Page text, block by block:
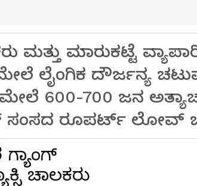
ಮತ್ತು ಮಾರುಕಟ್ಟೆ
ಲೈಂಗಿಕ ದೌರ್ಜನ್ಯ
ಮೇಲೆ 600-700 ಜನ
ಸಂಸದ ರೂಪರ್ಟ್ ಲೋವ್
ಚಾಲಕರು